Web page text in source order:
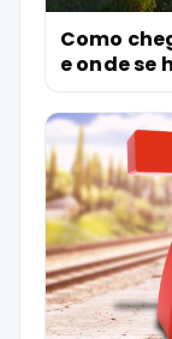
Como
e onde se